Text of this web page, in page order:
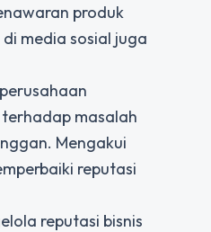
produk
media sosial juga
masalah
Mengakui
reputasi
reputasi bisnis